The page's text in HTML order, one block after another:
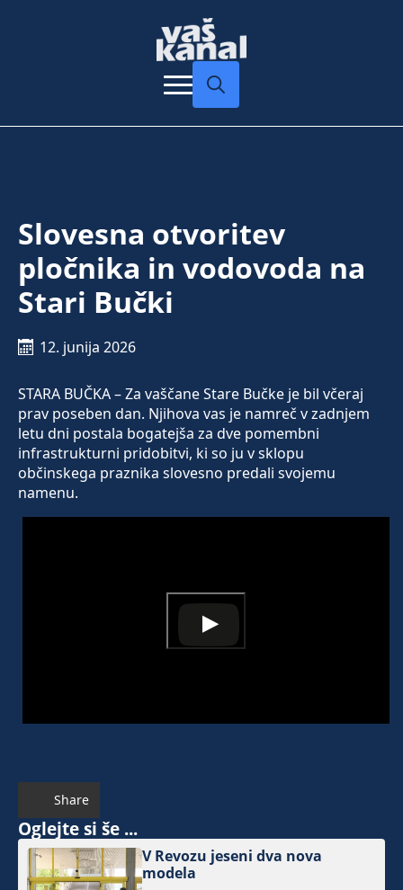
Slovesna otvoritev
pločnika in vodovoda na
Stari Bučki
12. junija 2026
STARA BUČKA – Za vaščane Stare Bučke je bil včeraj
prav poseben dan. Njihova vas je namreč v zadnjem
letu dni postala bogatejša za dve pomembni
infrastrukturni pridobitvi, ki so ju v sklopu
občinskega praznika slovesno predali svojemu
namenu.
Share
Oglejte si še ...
V Revozu jeseni dva nova
modela